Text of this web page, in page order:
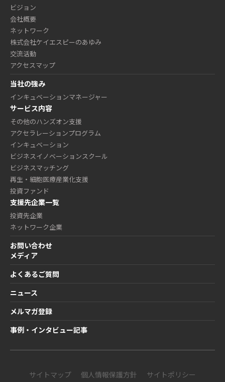
ビジョン
会社概要
ネットワーク
株式会社ケイエスピーのあゆみ
交流活動
アクセスマップ
当社の強み
インキュベーションマネージャー
サービス内容
その他のハンズオン支援
アクセラレーションプログラム
インキュベーション
ビジネスイノベーションスクール
ビジネスマッチング
再生・細胞医療産業化支援
投資ファンド
支援先企業一覧
投資先企業
ネットワーク企業
お問い合わせ
メディア
よくあるご質問
ニュース
メルマガ登録
事例・インタビュー記事
サイトマップ 個人情報保護方針 サイトポリシー